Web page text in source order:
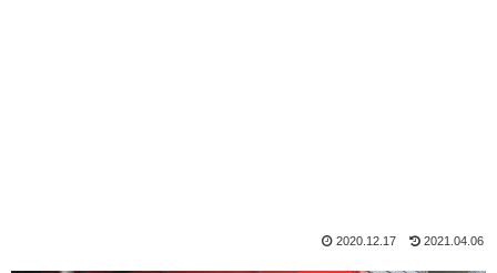
2020.12.17 2021.04.06